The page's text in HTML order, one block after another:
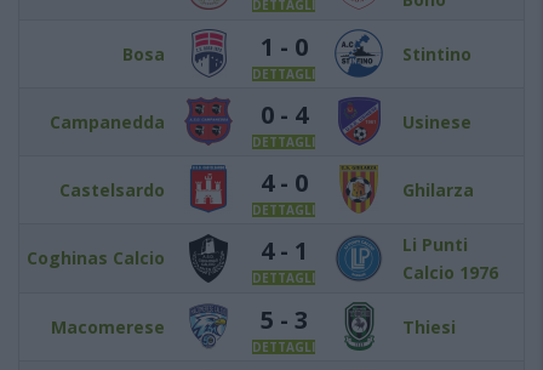
DETTAGLI
Bosa 1 - 0
DETTAGLI
Stintino
Campanedda 0 - 4
DETTAGLI
Usinese
Castelsardo 4 - 0
DETTAGLI
Ghilarza
Coghinas Calcio 4 - 1
DETTAGLI
Li Punti
Calcio 1976
Macomerese 5 - 3
DETTAGLI
Thiesi